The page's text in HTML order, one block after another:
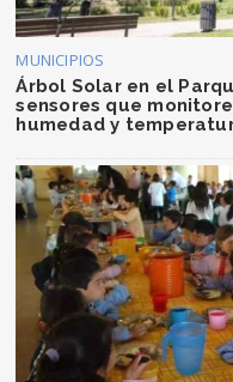
MUNICIPIOS
Árbol Solar en el
sensores que
humedad y